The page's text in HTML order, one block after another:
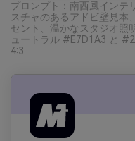
プロンプト：南西風インテ
スチャのあるアドビ壁見本
セント、温かなスタジオ照
ュートラル #E7D1A3 と
4:3